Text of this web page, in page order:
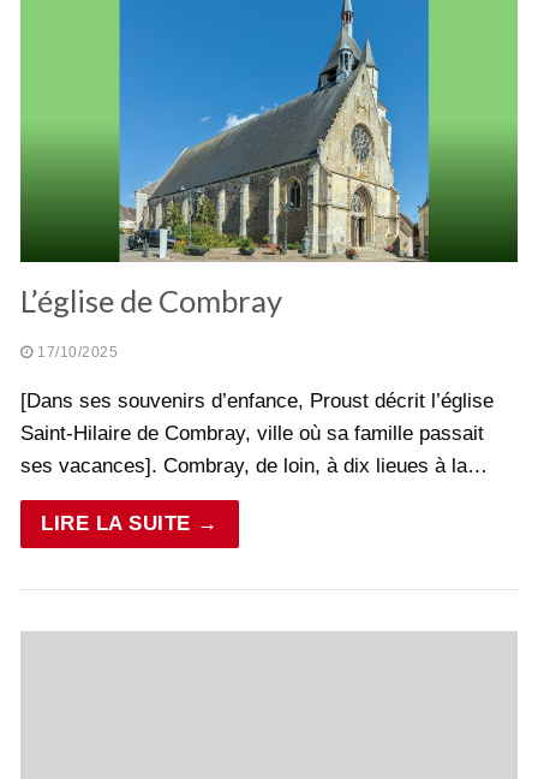
L’église de Combray
17/10/2025
[Dans ses souvenirs d’enfance, Proust décrit l’église
Saint-Hilaire de Combray, ville où sa famille passait
ses vacances]. Combray, de loin, à dix lieues à la…
LIRE LA SUITE →